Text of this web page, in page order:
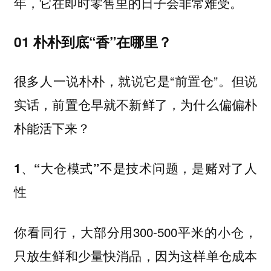
01 朴朴到底“香”在哪里？
很多人一说朴朴，就说它是“前置仓”。但说
实话，前置仓早就不新鲜了，为什么偏偏朴
朴能活下来？
1、“大仓模式”不是技术问题，是赌对了人
性
你看同行，大部分用300-500平米的小仓，
只放生鲜和少量快消品，因为这样单仓成本